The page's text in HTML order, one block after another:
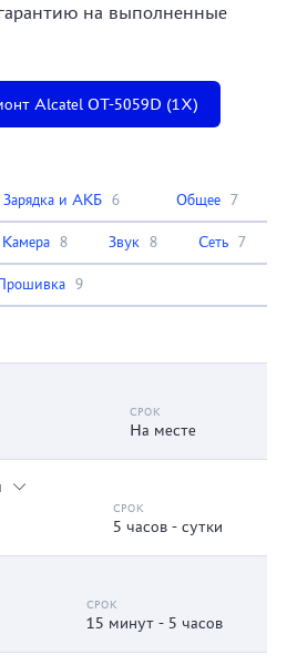
на выполненные
Alcatel OT-5059D (1X)
Зарядка и АКБ 6 Общее 7
Камера 8 Звук 8 Сеть 7
9
На месте
5 часов - сутки
15 минут - 5 часов